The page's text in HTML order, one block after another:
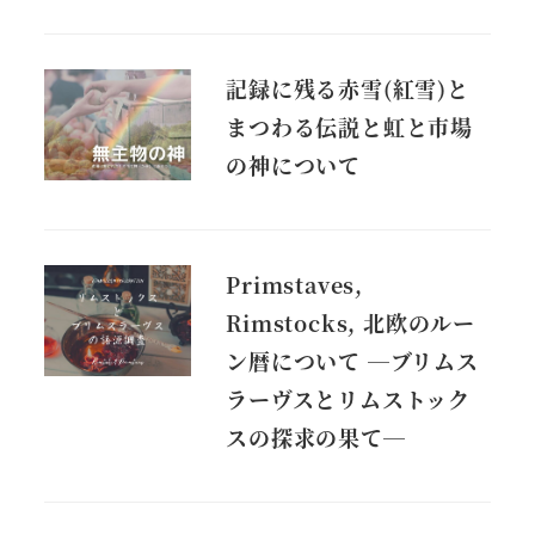
記録に残る赤雪(紅雪)と
まつわる伝説と虹と市場
の神について
Primstaves,
Rimstocks, 北欧のルー
ン暦について ―ブリムス
ラーヴスとリムストック
スの探求の果て―